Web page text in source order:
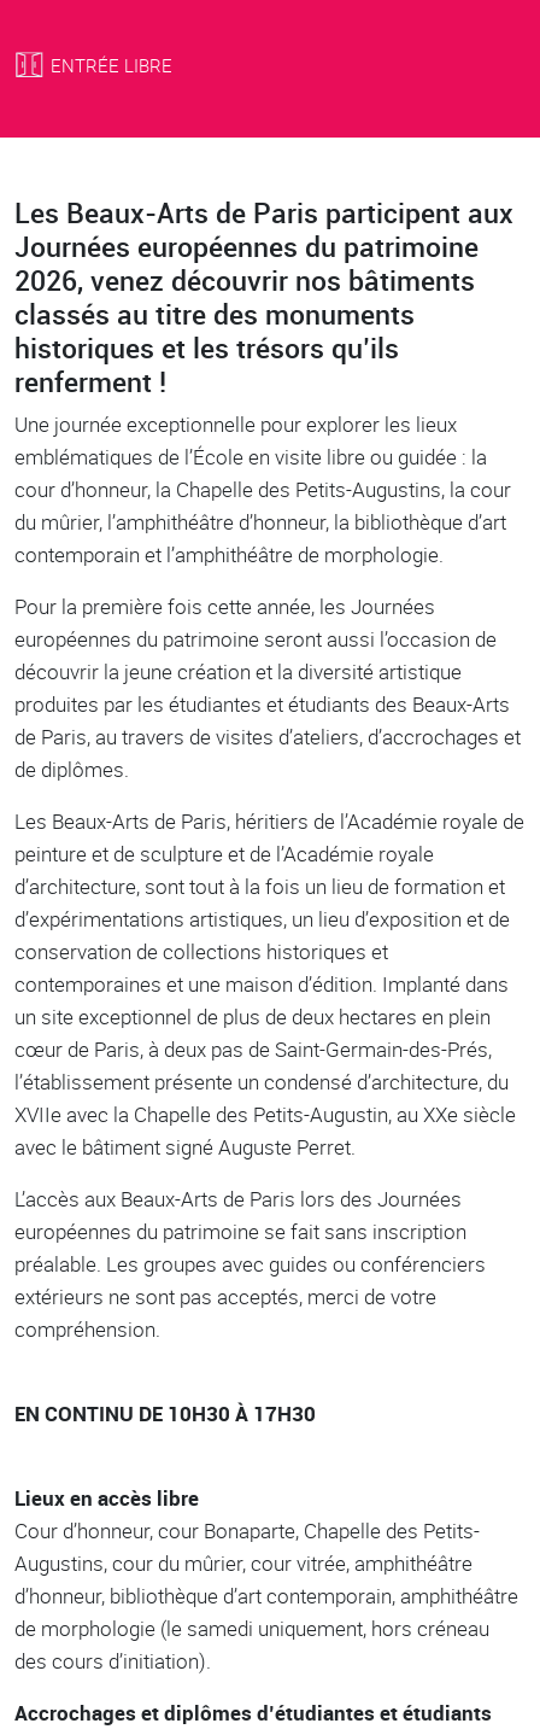
ENTRÉE LIBRE
Body
Les Beaux-Arts de Paris participent aux
Journées européennes du patrimoine
2026, venez découvrir nos bâtiments
classés au titre des monuments
historiques et les trésors qu’ils
renferment !
Une journée exceptionnelle pour explorer les lieux
emblématiques de l’École en visite libre ou guidée : la
cour d’honneur, la Chapelle des Petits-Augustins, la cour
du mûrier, l’amphithéâtre d’honneur, la bibliothèque d’art
contemporain et l’amphithéâtre de morphologie.
Pour la première fois cette année, les Journées
européennes du patrimoine seront aussi l’occasion de
découvrir la jeune création et la diversité artistique
produites par les étudiantes et étudiants des Beaux-Arts
de Paris, au travers de visites d’ateliers, d’accrochages et
de diplômes.
Les Beaux-Arts de Paris, héritiers de l’Académie royale de
peinture et de sculpture et de l’Académie royale
d’architecture, sont tout à la fois un lieu de formation et
d’expérimentations artistiques, un lieu d’exposition et de
conservation de collections historiques et
contemporaines et une maison d’édition. Implanté dans
un site exceptionnel de plus de deux hectares en plein
cœur de Paris, à deux pas de Saint-Germain-des-Prés,
l’établissement présente un condensé d’architecture, du
XVIIe avec la Chapelle des Petits-Augustin, au XXe siècle
avec le bâtiment signé Auguste Perret.
L’accès aux Beaux-Arts de Paris lors des Journées
européennes du patrimoine se fait sans inscription
préalable. Les groupes avec guides ou conférenciers
extérieurs ne sont pas acceptés, merci de votre
compréhension.
EN CONTINU DE 10H30 À 17H30
Lieux en accès libre
Cour d’honneur, cour Bonaparte, Chapelle des Petits-
Augustins, cour du mûrier, cour vitrée, amphithéâtre
d’honneur, bibliothèque d’art contemporain, amphithéâtre
de morphologie (le samedi uniquement, hors créneau
des cours d’initiation).
Accrochages et diplômes d’étudiantes et étudiants